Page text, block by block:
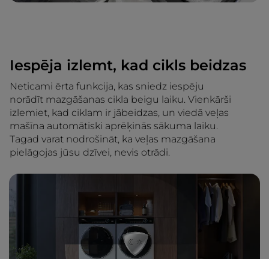
Iespēja izlemt, kad cikls beidzas
Neticami ērta funkcija, kas sniedz iespēju
norādīt mazgāšanas cikla beigu laiku. Vienkārši
izlemiet, kad ciklam ir jābeidzas, un viedā veļas
mašīna automātiski aprēķinās sākuma laiku.
Tagad varat nodrošināt, ka veļas mazgāšana
pielāgojas jūsu dzīvei, nevis otrādi.